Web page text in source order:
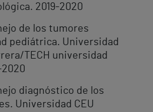
2019-2020
de los tumores
pediátrica. Universidad
TECH universidad
diagnóstico de los
Universidad CEU